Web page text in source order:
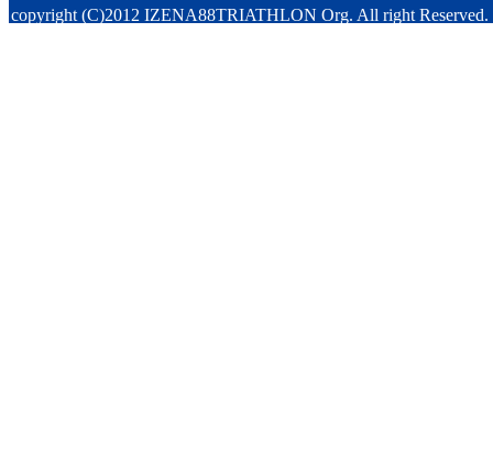
copyright (C)2012 IZENA88TRIATHLON Org. All right Reserved.